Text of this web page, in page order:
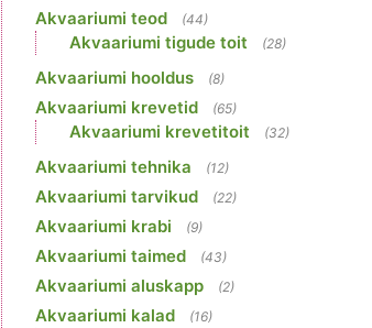
Akvaariumi teod (44)
Akvaariumi tigude toit (28)
Akvaariumi hooldus (8)
Akvaariumi krevetid (65)
Akvaariumi krevetitoit (32)
Akvaariumi tehnika (12)
Akvaariumi tarvikud (22)
Akvaariumi krabi (9)
Akvaariumi taimed (43)
Akvaariumi aluskapp (2)
Akvaariumi kalad (16)